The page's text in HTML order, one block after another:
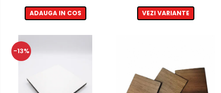
ADAUGA IN COS VEZI VARIANTE
-13%